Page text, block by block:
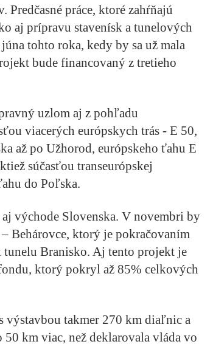
práce, ktoré zahŕňajú
aj prípravu stavenísk a tunelových
tohto roka, kedy by sa už mala
bude financovaný z tretieho
uzlom aj z pohľadu
viacerých európskych trás - E 50,
až po Užhorod, európskeho ťahu E
súčasťou transeurópskej
do Poľska.
východe Slovenska. V novembri by
Behárovce, ktorý je pokračovaním
Branisko. Aj tento projekt je
ktorý pokryl až 85% celkových
výstavbou takmer 270 km diaľnic a
km viac, než deklarovala vláda vo